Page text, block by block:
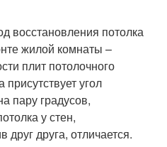
восстановления потолка
жилой комнаты –
плит потолочного
угол
пару градусов,
у стен,
друга, отличается.